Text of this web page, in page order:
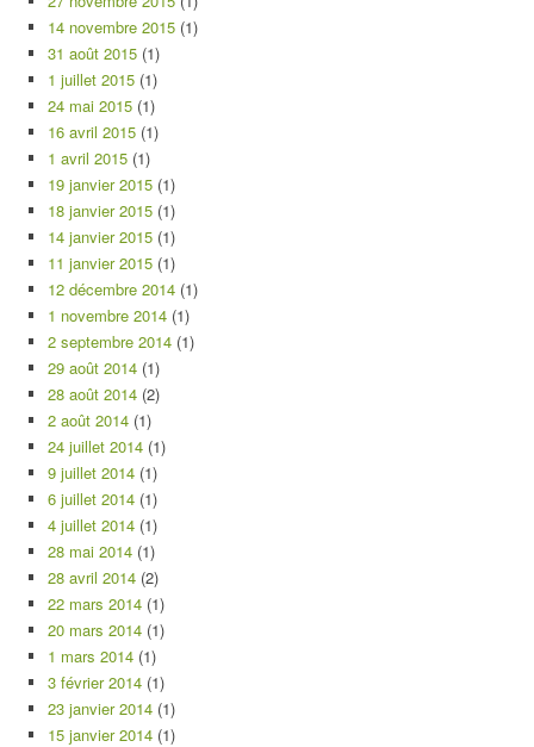
14 novembre 2015 (1)
31 août 2015 (1)
1 juillet 2015 (1)
24 mai 2015 (1)
16 avril 2015 (1)
1 avril 2015 (1)
19 janvier 2015 (1)
18 janvier 2015 (1)
14 janvier 2015 (1)
11 janvier 2015 (1)
12 décembre 2014 (1)
1 novembre 2014 (1)
2 septembre 2014 (1)
29 août 2014 (1)
28 août 2014 (2)
2 août 2014 (1)
24 juillet 2014 (1)
9 juillet 2014 (1)
6 juillet 2014 (1)
4 juillet 2014 (1)
28 mai 2014 (1)
28 avril 2014 (2)
22 mars 2014 (1)
20 mars 2014 (1)
1 mars 2014 (1)
3 février 2014 (1)
23 janvier 2014 (1)
15 janvier 2014 (1)